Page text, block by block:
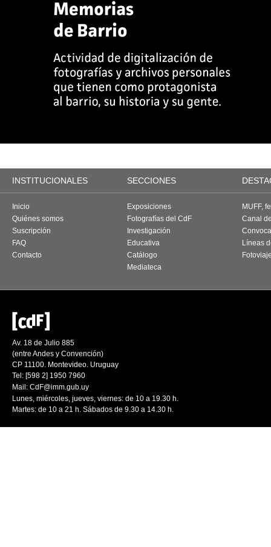
INSTITUCIONALES SECCIONES
Inicio
Quiénes somos
Suscripción
FAQ
Contacto
Exposiciones
Fotografías del CdF
Investigación
Educativa
Catálogo
Mediateca
MUFF,
Canal
Líneas
Av. 18 de Julio 885
(entre Andes y Convención)
CP 11100. Montevideo. Uruguay
Tel: [598 2] 1950 7960
Mail: CdF@imm.gub.uy
Lunes, miércoles, jueves, viernes: de 10 a 19.30 h.
Martes: de 10 a 21 h. Sábados de 9.30 a 14.30 h.